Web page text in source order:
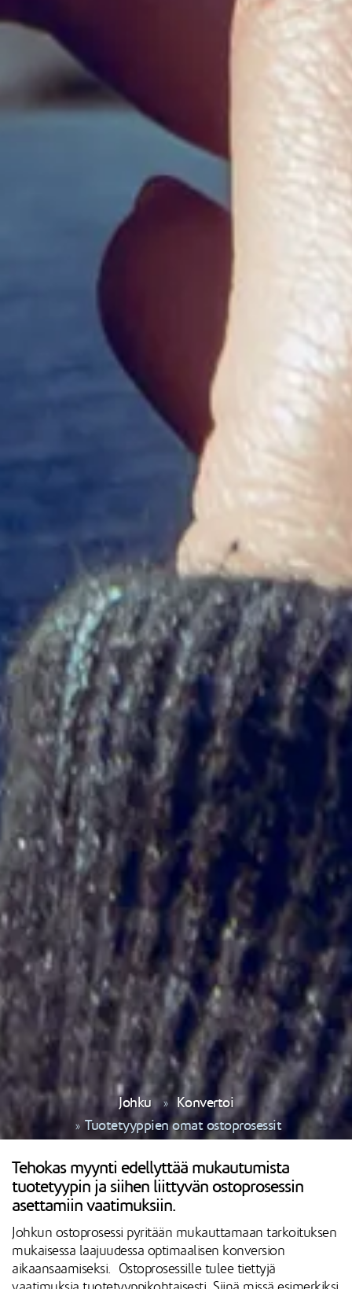
Johku
Konvertoi
Tuotetyyppien omat ostoprosessit
Tehokas myynti edellyttää mukautumista
tuotetyypin ja siihen liittyvän ostoprosessin
asettamiin vaatimuksiin.
Johkun ostoprosessi pyritään mukauttamaan tarkoituksen
mukaisessa laajuudessa optimaalisen konversion
aikaansaamiseksi. Ostoprosessille tulee tiettyjä